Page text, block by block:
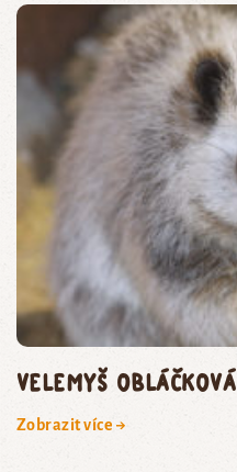
velemyš obláčková
Zobrazit více →